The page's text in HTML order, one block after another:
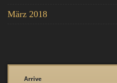
März 2018
Arrive